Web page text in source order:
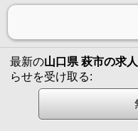
最新の山口県 萩市の求人
らせを受け取る: